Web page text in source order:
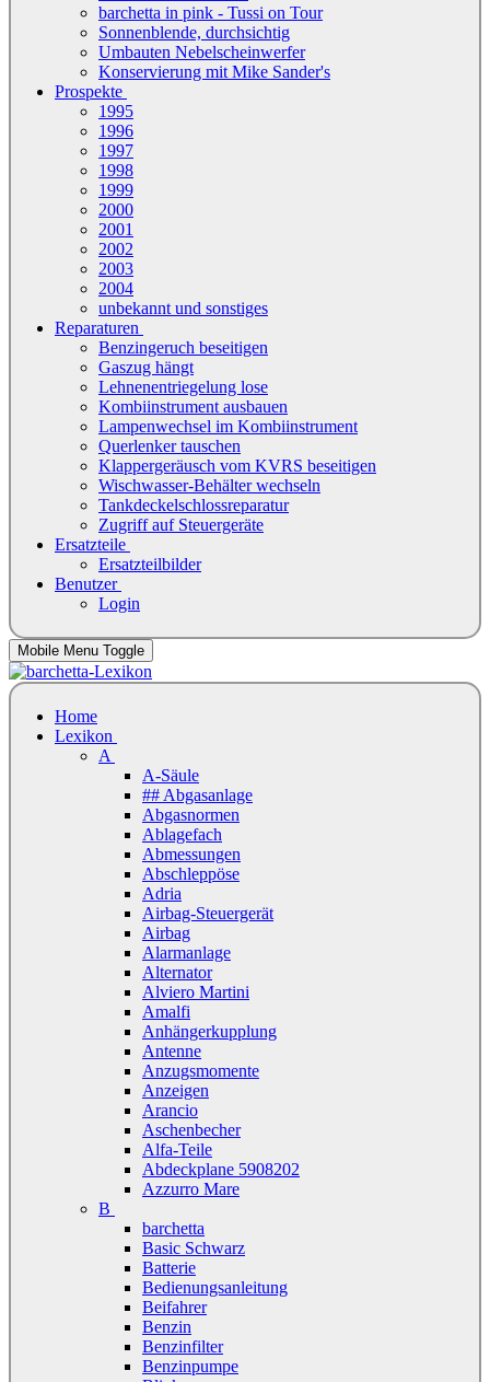
barchetta in pink - Tussi on Tour
Sonnenblende, durchsichtig
Umbauten Nebelscheinwerfer
Konservierung mit Mike Sander's
Prospekte
1995
1996
1997
1998
1999
2000
2001
2002
2003
2004
unbekannt und sonstiges
Reparaturen
Benzingeruch beseitigen
Gaszug hängt
Lehnenentriegelung lose
Kombiinstrument ausbauen
Lampenwechsel im Kombiinstrument
Querlenker tauschen
Klappergeräusch vom KVRS beseitigen
Wischwasser-Behälter wechseln
Tankdeckelschlossreparatur
Zugriff auf Steuergeräte
Ersatzteile
Ersatzteilbilder
Benutzer
Login
Mobile Menu Toggle
Home
Lexikon
A
A-Säule
## Abgasanlage
Abgasnormen
Ablagefach
Abmessungen
Abschleppöse
Adria
Airbag-Steuergerät
Airbag
Alarmanlage
Alternator
Alviero Martini
Amalfi
Anhängerkupplung
Antenne
Anzugsmomente
Anzeigen
Arancio
Aschenbecher
Alfa-Teile
Abdeckplane 5908202
Azzurro Mare
B
barchetta
Basic Schwarz
Batterie
Bedienungsanleitung
Beifahrer
Benzin
Benzinfilter
Benzinpumpe